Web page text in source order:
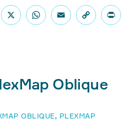
OBLIQUE, PLEXMAP
Oblique